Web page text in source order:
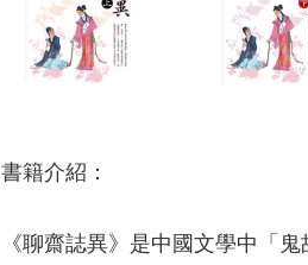
書籍介紹：
《聊齋誌異》是中國文學中「